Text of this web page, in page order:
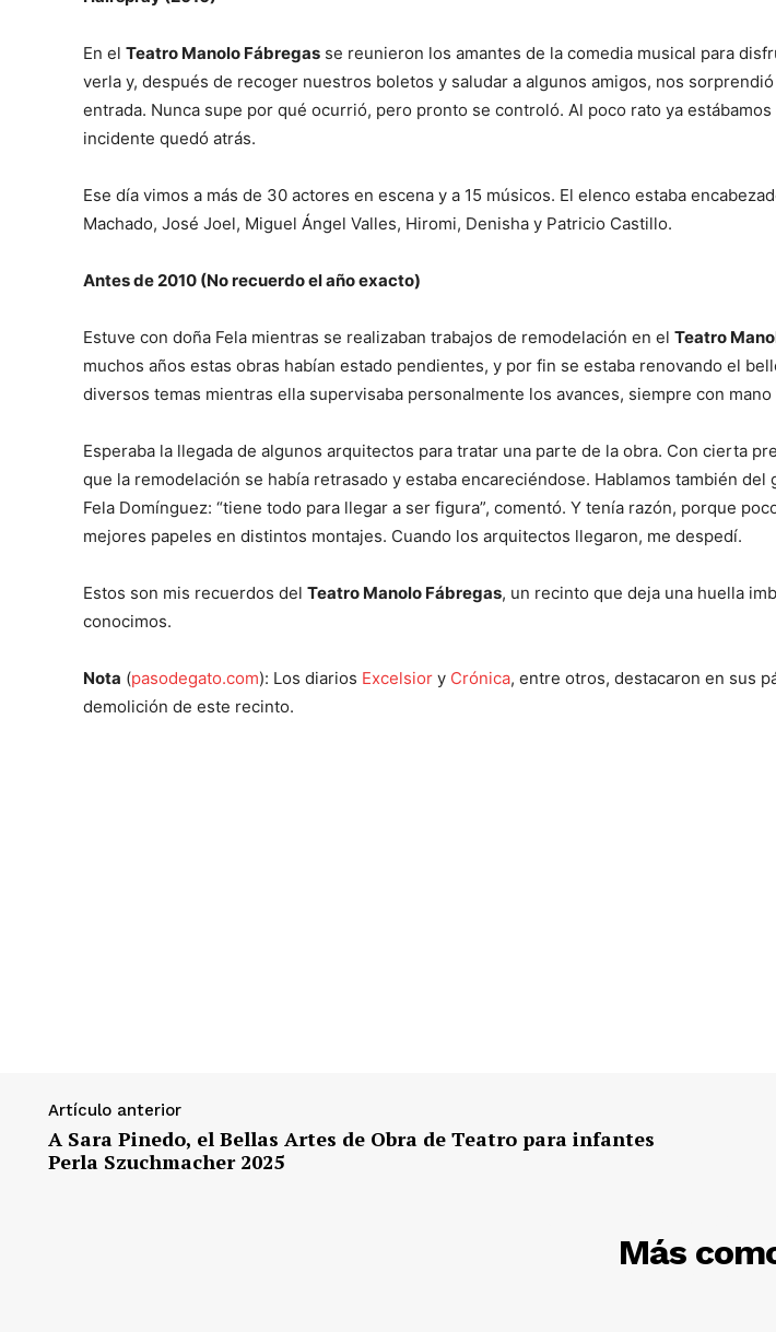
En el Teatro Manolo Fábregas se reunieron los amantes de la comedia musical para
verla y, después de recoger nuestros boletos y saludar a algunos amigos, nos
entrada. Nunca supe por qué ocurrió, pero pronto se controló. Al poco rato ya
incidente quedó atrás.
Ese día vimos a más de 30 actores en escena y a 15 músicos. El elenco estaba
Machado, José Joel, Miguel Ángel Valles, Hiromi, Denisha y Patricio Castillo.
Antes de 2010 (No recuerdo el año exacto)
Estuve con doña Fela mientras se realizaban trabajos de remodelación en el Teatro
muchos años estas obras habían estado pendientes, y por fin se estaba renovando el
diversos temas mientras ella supervisaba personalmente los avances, siempre con mano
Esperaba la llegada de algunos arquitectos para tratar una parte de la obra. Con cierta
que la remodelación se había retrasado y estaba encareciéndose. Hablamos también del
Fela Domínguez: “tiene todo para llegar a ser figura”, comentó. Y tenía razón, porque
mejores papeles en distintos montajes. Cuando los arquitectos llegaron, me despedí.
Estos son mis recuerdos del Teatro Manolo Fábregas, un recinto que deja una huella
conocimos.
Nota (pasodegato.com): Los diarios Excelsior y Crónica, entre otros, destacaron en sus
demolición de este recinto.
Artículo anterior
A Sara Pinedo, el Bellas Artes de Obra de Teatro para infantes
Perla Szuchmacher 2025
Más